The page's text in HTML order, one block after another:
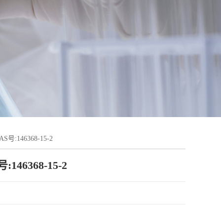
号:146368-15-2
:146368-15-2